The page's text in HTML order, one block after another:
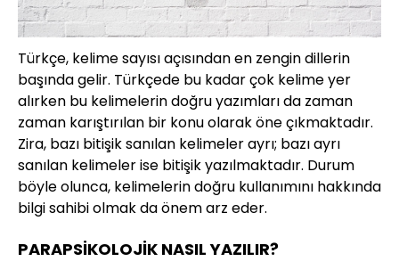
Türkçe, kelime sayısı açısından en zengin dillerin
başında gelir. Türkçede bu kadar çok kelime yer
alırken bu kelimelerin doğru yazımları da zaman
zaman karıştırılan bir konu olarak öne çıkmaktadır.
Zira, bazı bitişik sanılan kelimeler ayrı; bazı ayrı
sanılan kelimeler ise bitişik yazılmaktadır. Durum
böyle olunca, kelimelerin doğru kullanımını hakkında
bilgi sahibi olmak da önem arz eder.
PARAPSİKOLOJİK NASIL YAZILIR?